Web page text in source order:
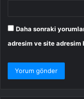
Daha sonraki
adresim ve site adresim